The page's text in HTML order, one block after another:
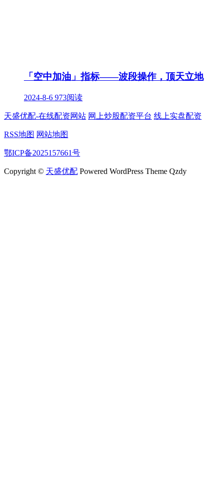
「空中加油」指标——波段操作，顶天立地
2024-8-6 973阅读
天盛优配-在线配资网站 网上炒股配资平台 线上实盘配资
RSS地图 网站地图
鄂ICP备2025157661号
Copyright © 天盛优配 Powered WordPress Theme Qzdy